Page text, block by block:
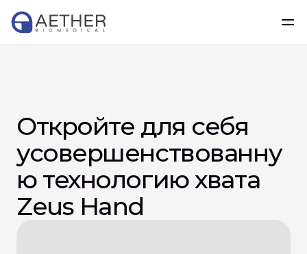
Откройте для себя
усовершенствованну
ю технологию хвата
Zeus Hand